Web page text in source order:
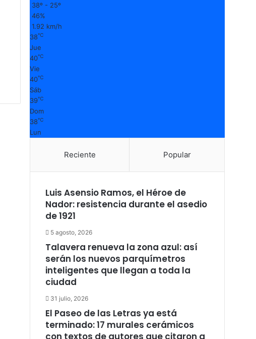
38º - 25º
46%
1.92 km/h
38℃
Jue
40℃
Vie
40℃
Sáb
39℃
Dom
38℃
Lun
Reciente Popular
Luis Asensio Ramos, el Héroe de
Nador: resistencia durante el asedio
de 1921
5 agosto, 2026
Talavera renueva la zona azul: así
serán los nuevos parquímetros
inteligentes que llegan a toda la
ciudad
31 julio, 2026
El Paseo de las Letras ya está
terminado: 17 murales cerámicos
con textos de autores que citaron a